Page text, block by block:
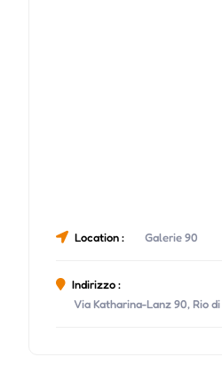
Location : Galerie 90
Indirizzo :
Via Katharina-Lanz 90, Rio